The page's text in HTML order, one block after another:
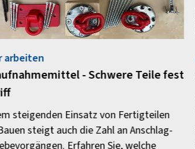
arbeiten
- Schwere Teile fest
steigenden Einsatz von Fertigteilen
steigt auch die Zahl an Anschlag-
Erfahren Sie, welche